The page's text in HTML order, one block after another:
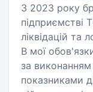
З 2023 року
підприємстві
ліквідацій та
В мої
за виконанням
показниками